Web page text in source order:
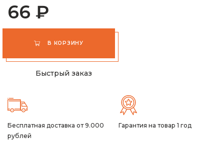
66 ₽
В КОРЗИНУ
Быстрый заказ
Бесплатная доставка от 9.000
рублей
Гарантия на товар 1 год